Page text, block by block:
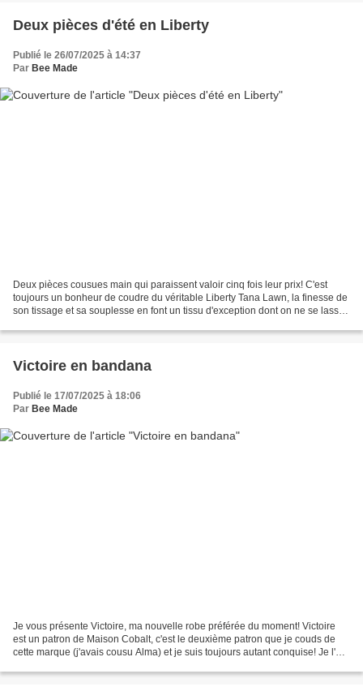
Deux pièces d'été en Liberty
Publié le 26/07/2025 à 14:37
Par Bee Made
Deux pièces cousues main qui paraissent valoir cinq fois leur prix! C'est
toujours un bonheur de coudre du véritable Liberty Tana Lawn, la finesse de
son tissage et sa souplesse en font un tissu d'exception dont on ne se lasse
Victoire en bandana
Publié le 17/07/2025 à 18:06
Par Bee Made
Je vous présente Victoire, ma nouvelle robe préférée du moment! Victoire
est un patron de Maison Cobalt, c'est le deuxième patron que je couds de
cette marque (j'avais cousu Alma) et je suis toujours autant conquise! Je l'ai